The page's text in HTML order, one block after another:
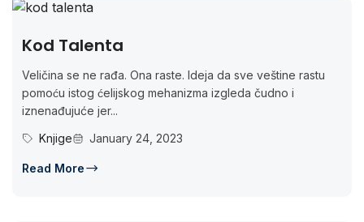
Kod Talenta
Veličina se ne rađa. Ona raste. Ideja da sve veštine rastu
pomoću istog ćelijskog mehanizma izgleda čudno i
iznenađujuće jer...
Knjige
January 24, 2023
Read More